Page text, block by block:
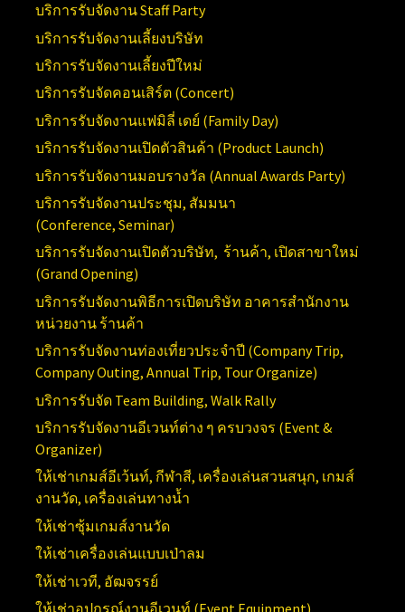
บริการรับจัดงานStaff Party
บริการรับจัดงานเลี้ยงบริษัท
บริการรับจัดงานเลี้ยงปีใหม่
บริการรับจัดคอนเสิร์ต (Concert)
บริการรับจัดงานแฟมิลี่ เดย์ (Family Day)
บริการรับจัดงานเปิดตัวสินค้า (Product Launch)
บริการรับจัดงานมอบรางวัล (AnnualAwards Party)
บริการรับจัดงานประชุม, สัมมนา
(Conference,Seminar)
บริการรับจัดงานเปิดตัวบริษัท, ร้านค้า, เปิดสาขาใหม่
(Grand Opening)
บริการรับจัดงานพิธีการเปิดบริษัท อาคารสำนักงาน
หน่วยงาน ร้านค้า
บริการรับจัดงานท่องเที่ยวประจำปี (Company Trip,
Company Outing, Annual Trip, Tour Organize)
บริการรับจัด Team Building, Walk Rally
บริการรับจัดงานอีเวนท์ต่าง ๆ ครบวงจร (Event &
Organizer)
ให้เช่าเกมส์อีเว้นท์, กีฬาสี, เครื่องเล่นสวนสนุก, เกมส์
งานวัด, เครื่องเล่นทางน้ำ
ให้เช่าซุ้มเกมส์งานวัด
ให้เช่าเครื่องเล่นแบบเป่าลม
ให้เช่าเวที, อัฒจรรย์
ให้เช่าอุปกรณ์งานอีเวนท์ (Event Equipment)